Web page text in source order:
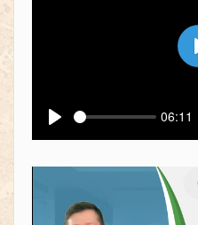
Воспроизвести
06:11